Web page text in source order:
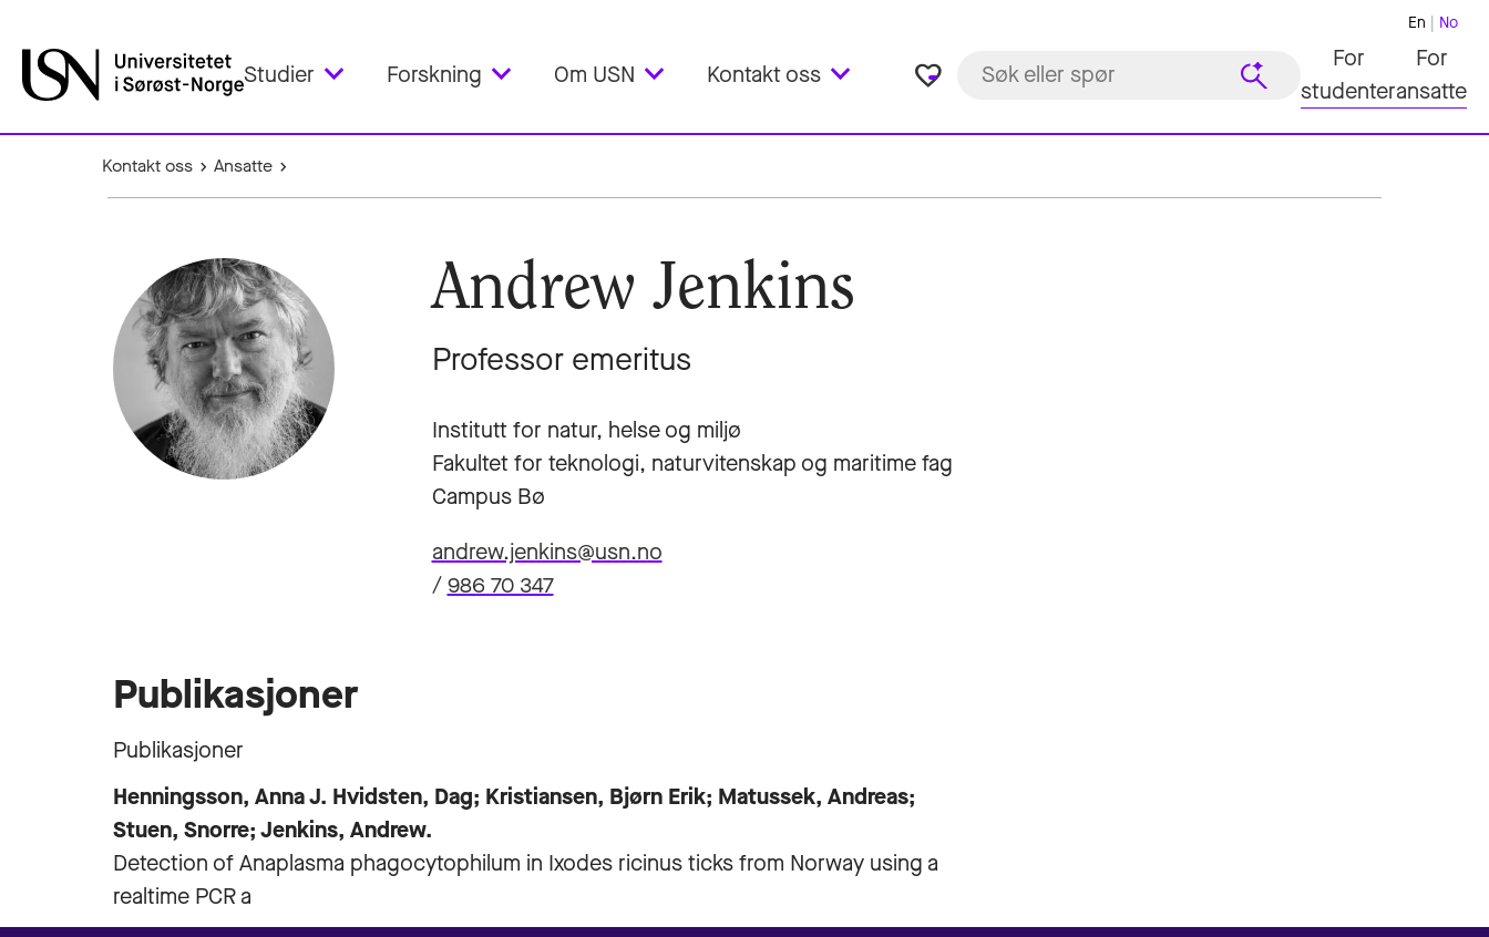
Studier Forskning Om USN Kontakt oss favorite_border
En No
For
studenter
For
ansatte
Kontakt oss Ansatte
Andrew Jenkins
Professor emeritus
Institutt for natur, helse og miljø
Fakultet for teknologi, naturvitenskap og maritime fag
Campus Bø
andrew.jenkins@usn.no
/986 70 347
Publikasjoner
Publikasjoner
Henningsson, Anna J. Hvidsten, Dag; Kristiansen, Bjørn Erik; Matussek, Andreas;
Stuen, Snorre; Jenkins, Andrew.
Detection of Anaplasma phagocytophilum in Ixodes ricinus ticks from Norway using a
realtime PCR a